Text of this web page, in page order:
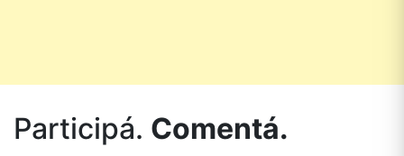
Participá. Comentá.